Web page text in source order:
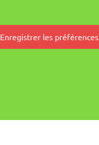
Enregistrer les préférences